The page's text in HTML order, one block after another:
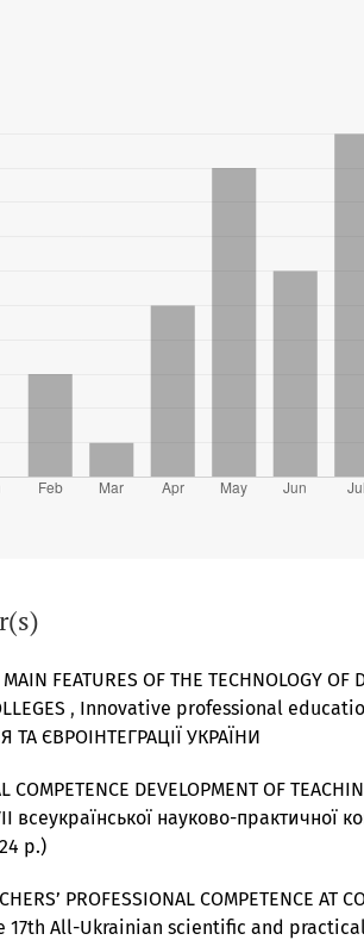
FEATURES OF THE TECHNOLOGY OF
, Innovative professional
ЄВРОІНТЕГРАЦІЇ УКРАЇНИ
COMPETENCE DEVELOPMENT OF
всеукраїнської науково-практичної
р.)
PROFESSIONAL COMPETENCE AT
17th All-Ukrainian scientific and